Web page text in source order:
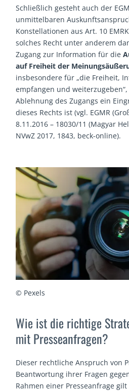
Schließlich gesteht auch der
unmittelbaren
Konstellationen aus Art. 10
solches Recht unter anderem
Zugang zur Information für die
auf Freiheit der
insbesondere für „die Freiheit,
empfangen und
Ablehnung des Zugangs ein
dieses Rechts ist (vgl. EGMR
8.11.2016 – 18030/11 (Magyar
NVwZ 2017, 1843, beck-online).
© Pexels
Wie ist die richtige
mit Presseanfragen?
Dieser rechtliche Anspruch von
Beantwortung ihrer Fragen
Rahmen einer Presseanfrage